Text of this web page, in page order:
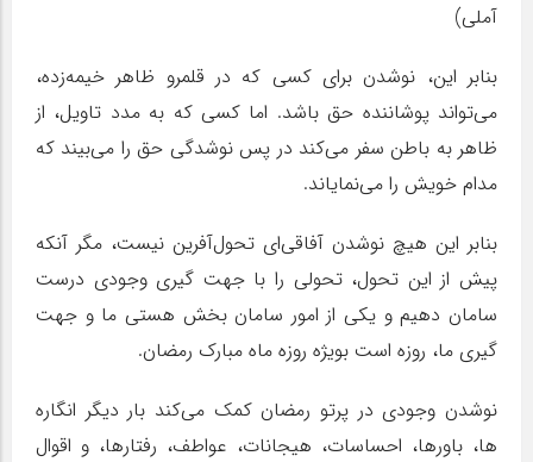
آملی)
بنابر این، نوشدن برای کسی که در قلمرو ظاهر خیمه‌زده،
می‌تواند پوشاننده حق باشد. اما کسی که به مدد تاویل، از
ظاهر به باطن سفر می‌کند در پس نوشدگی حق را می‌بیند که
مدام خویش را می‌نمایاند.
بنابر این هیچ نوشدن آفاقی‌ای تحول‌آفرین نیست، مگر آنکه
پیش از این تحول، تحولی را با جهت گیری وجودی درست
سامان دهیم و یکی از امور سامان بخش هستی ما و جهت
گیری ما، روزه است بویژه روزه ماه مبارک رمضان.
نوشدن وجودی در پرتو رمضان کمک می‌کند بار دیگر انگاره
ها، باورها، احساسات، هیجانات، عواطف، رفتارها، و اقوال